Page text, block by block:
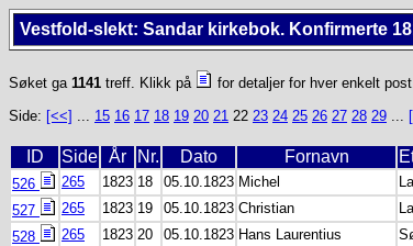
Vestfold-slekt: Sandar kirkebok. Konfirmerte
Søket ga 1141 treff. Klikk på
for detaljer for hver enkelt
Side: [<<] ... 15 16 17 18 19 20 21 22 23 24 25 26 27 28 29 ...
ID Side År Nr. Dato Fornavn
526 265 1823 18 05.10.1823 Michel
527
265 1823 19 05.10.1823 Christian
528
265 1823 20 05.10.1823 Hans Laurentius